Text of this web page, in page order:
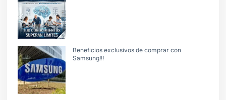
Beneficios exclusivos de comprar con
Samsung!!!